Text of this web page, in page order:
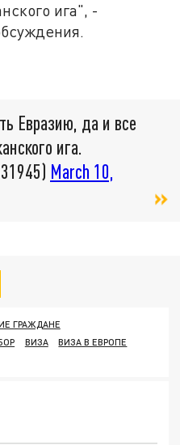
ига", -
Евразию, да и все
ига.
March 10,
ГРАЖДАНЕ
ВИЗА
ВИЗА В ЕВРОПЕ